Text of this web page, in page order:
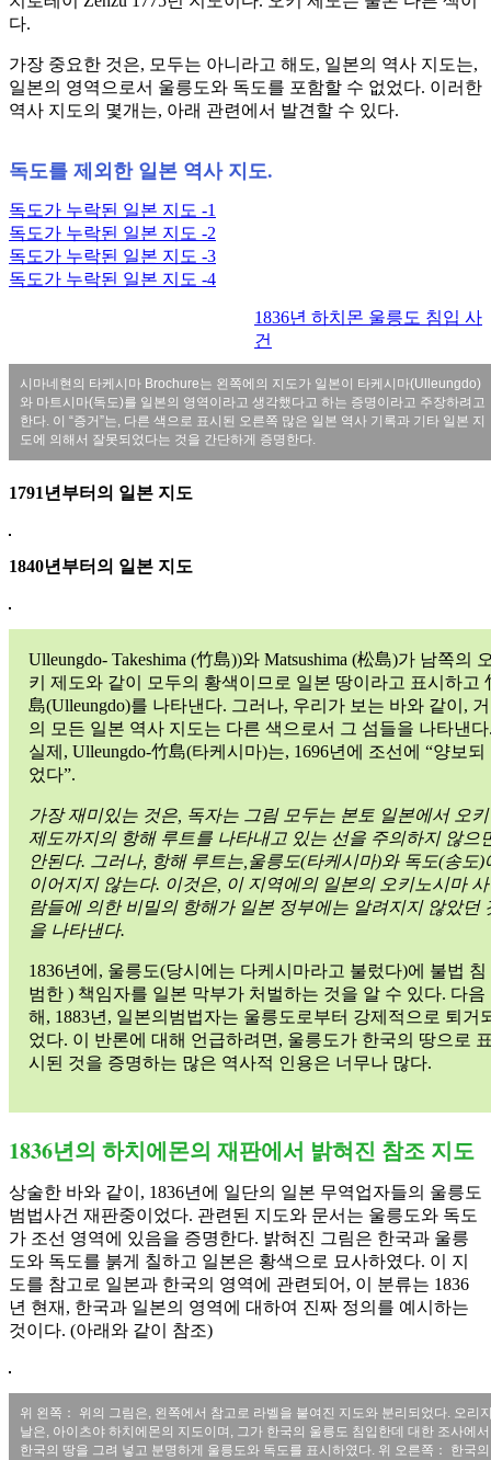
다.
가장 중요한 것은, 모두는 아니라고 해도, 일본의 역사 지도는,
일본의 영역으로서 울릉도와 독도를 포함할 수 없었다. 이러한
역사 지도의 몇개는, 아래 관련에서 발견할 수 있다.
독도를 제외한 일본 역사 지도.
독도가 누락된 일본 지도 -1
독도가 누락된 일본 지도 -2
독도가 누락된 일본 지도 -3
독도가 누락된 일본 지도 -4
시마네현의 타케시마 Brochure는 왼쪽에의 지도가 일본이 타케시마(Ulleungdo)
와 마트시마(독도)를 일본의 영역이라고 생각했다고 하는 증명이라고 주장하려고
한다. 이 “증거”는, 다른 색으로 표시된 오른쪽 많은 일본 역사 기록과 기타 일본 지
도에 의해서 잘못되었다는 것을 간단하게 증명한다.
1791년부터의 일본 지도
1840년부터의 일본 지도
Ulleungdo- Takeshima (竹島))와 Matsushima (松島)가 남쪽의
키 제도와 같이 모두의 황색이므로 일본 땅이라고 표시하고
島(Ulleungdo)를 나타낸다. 그러나, 우리가 보는 바와 같이, 거
의 모든 일본 역사 지도는 다른 색으로서 그 섬들을 나타낸
실제, Ulleungdo-竹島(타케시마)는, 1696년에 조선에 “양보되
었다”.
가장 재미있는 것은, 독자는 그림 모두는 본토 일본에서 오키
제도까지의 항해 루트를 나타내고 있는 선을 주의하지 않으
안된다. 그러나, 항해 루트는,울릉도(타케시마)와 독도(송도)
이어지지 않는다. 이것은, 이 지역에의 일본의 오키노시마 사
람들에 의한 비밀의 항해가 일본 정부에는 알려지지 않았던
을 나타낸다.
1836년에, 울릉도(당시에는 다케시마라고 불렀다)에 불법 침
범한 ) 책임자를 일본 막부가 처벌하는 것을 알 수 있다. 다음
해, 1883년, 일본의범법자는 울릉도로부터 강제적으로 퇴거
었다. 이 반론에 대해 언급하려면, 울릉도가 한국의 땅으로
시된 것을 증명하는 많은 역사적 인용은 너무나 많다.
1836년의 하치에몬의 재판에서 밝혀진 참조 지도
상술한 바와 같이, 1836년에 일단의 일본 무역업자들의 울릉도
범법사건 재판중이었다. 관련된 지도와 문서는 울릉도와 독도
가 조선 영역에 있음을 증명한다. 밝혀진 그림은 한국과 울릉
도와 독도를 붉게 칠하고 일본은 황색으로 묘사하였다. 이 지
도를 참고로 일본과 한국의 영역에 관련되어, 이 분류는 1836
년 현재, 한국과 일본의 영역에 대하여 진짜 정의를 예시하는
것이다. (아래와 같이 참조)
위 왼쪽： 위의 그림은, 왼쪽에서 참고로 라벨을 붙여진 지도와 분리되었다. 오리
날은, 아이츠야 하치에몬의 지도이며, 그가 한국의 울릉도 침입한데 대한 조사에서
한국의 땅을 그려 넣고 분명하게 울릉도와 독도를 표시하였다. 위 오른쪽： 한국의
1836년 하치몬 울릉도 침입 사
건